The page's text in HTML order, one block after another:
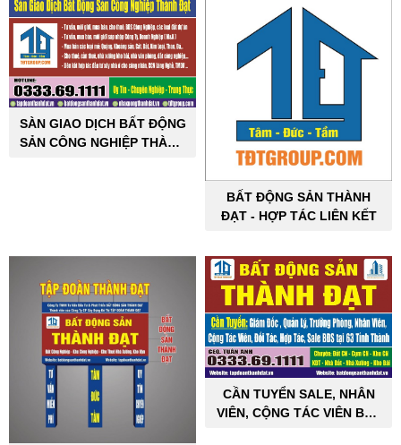
SÀN GIAO DỊCH BẤT ĐỘNG
SẢN CÔNG NGHIỆP THÀNH
BẤT ĐỘNG SẢN THÀNH
ĐẠT - HỢP TÁC LIÊN KẾT
CẦN TUYỂN SALE, NHÂN
VIÊN, CỘNG TÁC VIÊN BẤT